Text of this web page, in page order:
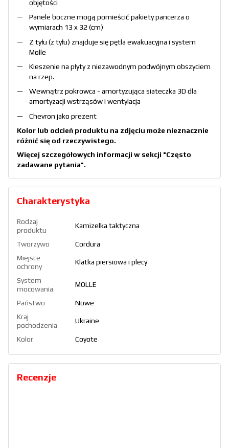
objętości
Panele boczne mogą pomieścić pakiety pancerza o
wymiarach 13 x 32 (cm)
Z tyłu (z tyłu) znajduje się pętla ewakuacyjna i system
Molle
Kieszenie na płyty z niezawodnym podwójnym obszyciem
na rzep.
Wewnątrz pokrowca - amortyzująca siateczka 3D dla
amortyzacji wstrząsów i wentylacja
Chevron jako prezent
Kolor lub odcień produktu na zdjęciu może nieznacznie
różnić się od rzeczywistego.
Więcej szczegółowych informacji w sekcji "Często
zadawane pytania".
Charakterystyka
Rodzaj
produktu
Kamizelka taktyczna
Tworzywo
Cordura
Miejsce
ochrony
Klatka piersiowa i plecy
System
mocowania
MOLLE
Państwo
Nowe
Kraj
pochodzenia
Ukraine
Kolor Coyote
Recenzje